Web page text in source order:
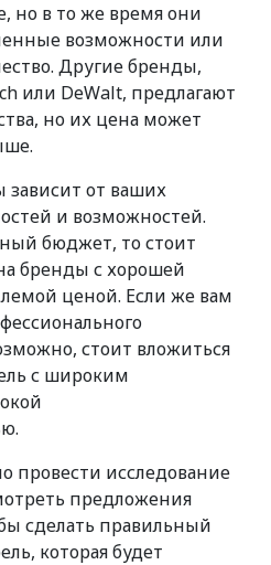
но в то же время они
возможности или
Другие бренды,
или DeWalt, предлагают
но их цена может
от ваших
и возможностей.
бюджет, то стоит
бренды с хорошей
ценой. Если же вам
стоит вложиться
с широким
провести исследование
предложения
сделать правильный
которая будет